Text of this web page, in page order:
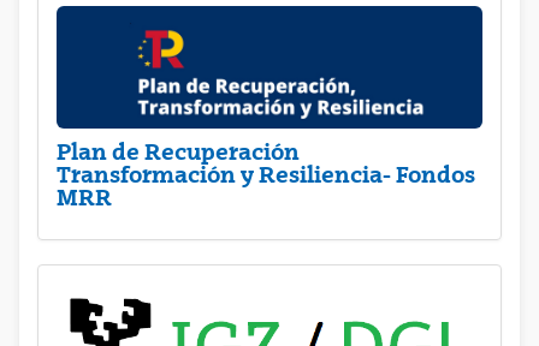
Plan de Recuperación
Transformación y Resiliencia- Fondos
MRR